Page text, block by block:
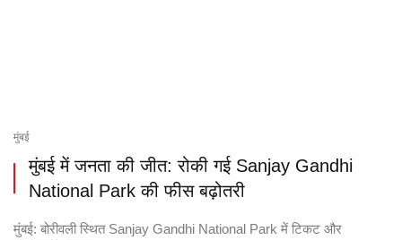
मुंबई
मुंबई में जनता की जीत: रोकी गई Sanjay Gandhi
National Park की फीस बढ़ोतरी
मुंबई: बोरीवली स्थित Sanjay Gandhi National Park में टिकट और